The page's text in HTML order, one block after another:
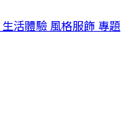
生活體驗 風格服飾 專題